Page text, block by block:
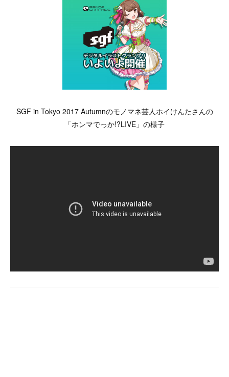
SGF in Tokyo 2017 Autumnのモノマネ芸人ホイけんたさんの
「ホンマでっか!?LIVE」の様子